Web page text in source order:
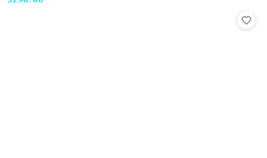
Cena: